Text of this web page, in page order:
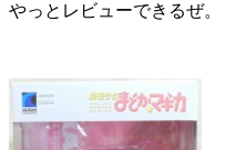
やっとレビューできるぜ。